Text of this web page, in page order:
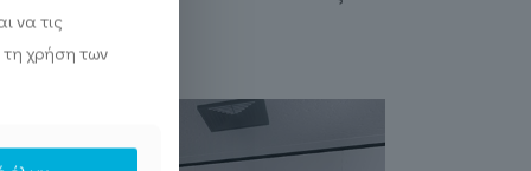
να τις
τη χρήση των